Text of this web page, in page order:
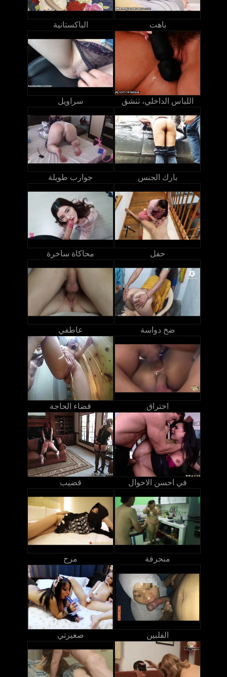
الباكستانية باهت
سراويل اللباس الداخلي، تنشق
جوارب طويلة بارك الجنس
محاكاة ساخرة حفل
عاطفي ضخ دواسة
قضاء الحاجة اختراق
قضيب في احسن الاحوال
مرح منحرفة
صغيرتي الفلبين